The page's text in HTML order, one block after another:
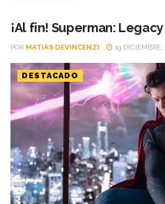
Stewart, que...
¡Al fin! Superman:
POR MATIAS DEVINCENZI 19 DICIEMBRE,
DESTACADO